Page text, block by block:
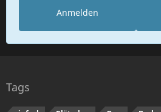
Anmelden
Tags